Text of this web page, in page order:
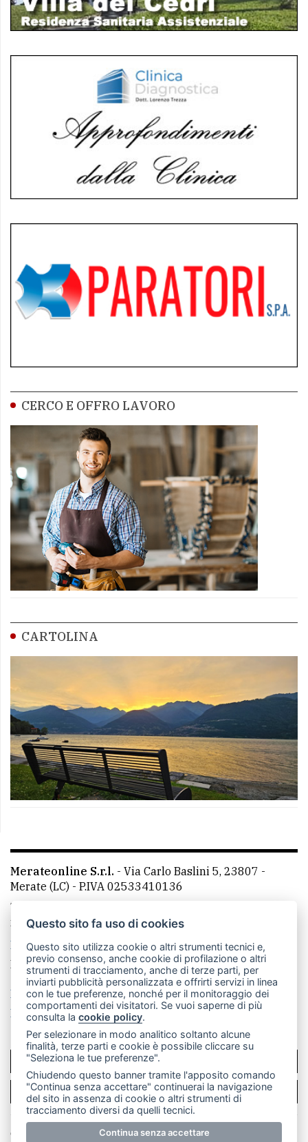
CERCO E OFFRO LAVORO
CARTOLINA
Merateonline S.r.l. - Via Carlo Baslini 5, 23807 -
Merate (LC) - P.IVA 02533410136
Telefono:
mail: redazione@leccoonline.com
La redazione
MerateOnline CasateOnline
RSS
Made by VIP
Privacy policy
Cookie policy
Rivedi le tue scelte sui cookie
SCRIVICI
PER LA TUA PUBBLICITÀ
© Copyright Merateonline S.r.l. - Tutti i diritti riservati.
Questo sito fa uso di cookies
Questo sito utilizza cookie o altri strumenti tecnici e,
previo consenso, anche cookie di profilazione o altri
strumenti di tracciamento, anche di terze parti, per
inviarti pubblicità personalizzata e offrirti servizi in linea
con le tue preferenze, nonché per il monitoraggio dei
comportamenti dei visitatori. Se vuoi saperne di più
consulta lacookie policy.
Per selezionare in modo analitico soltanto alcune
finalità, terze parti e cookie è possibile cliccare su
"Seleziona le tue preferenze".
Chiudendo questo banner tramite l'apposito comando
"Continua senza accettare" continuerai la navigazione
del sito in assenza di cookie o altri strumenti di
tracciamento diversi da quelli tecnici.
Continua senza accettare